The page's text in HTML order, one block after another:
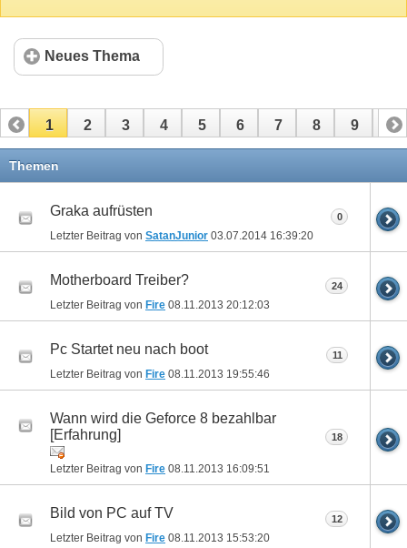
Neues Thema
1 2 3 4 5 6 7 8 9 10
11
Themen
Graka aufrüsten
Letzter Beitrag von SatanJunior 03.07.2014 16:39:20
0
Motherboard Treiber?
Letzter Beitrag von Fire 08.11.2013 20:12:03
24
Pc Startet neu nach boot
Letzter Beitrag von Fire 08.11.2013 19:55:46
11
Wann wird die Geforce 8 bezahlbar
[Erfahrung]
Letzter Beitrag von Fire 08.11.2013 16:09:51
18
Bild von PC auf TV
Letzter Beitrag von Fire 08.11.2013 15:53:20
12